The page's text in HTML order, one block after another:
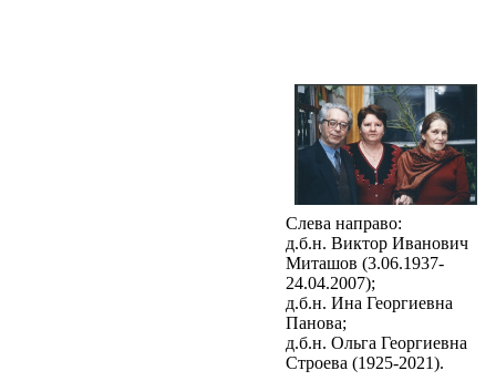
Слева направо:
д.б.н. Виктор Иванович
Миташов (3.06.1937-
24.04.2007);
д.б.н. Ина Георгиевна
Панова;
д.б.н. Ольга Георгиевна
Строева (1925-2021).